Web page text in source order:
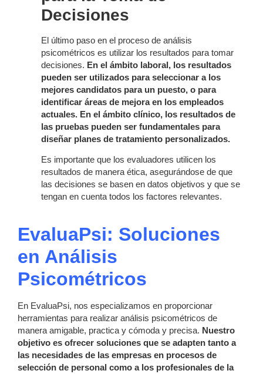
Decisiones
El último paso en el proceso de análisis
psicométricos es utilizar los resultados para tomar
decisiones. En el ámbito laboral, los resultados
pueden ser utilizados para seleccionar a los
mejores candidatos para un puesto, o para
identificar áreas de mejora en los empleados
actuales. En el ámbito clínico, los resultados de
las pruebas pueden ser fundamentales para
diseñar planes de tratamiento personalizados.
Es importante que los evaluadores utilicen los
resultados de manera ética, asegurándose de que
las decisiones se basen en datos objetivos y que se
tengan en cuenta todos los factores relevantes.
EvaluaPsi: Soluciones
en Análisis
Psicométricos
En EvaluaPsi, nos especializamos en proporcionar
herramientas para realizar análisis psicométricos de
manera amigable, practica y cómoda y precisa. Nuestro
objetivo es ofrecer soluciones que se adapten tanto a
las necesidades de las empresas en procesos de
selección de personal como a los profesionales de la